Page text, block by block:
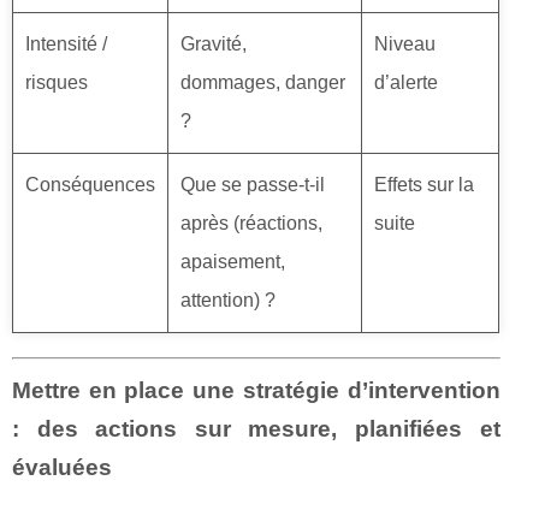
Intensité /
risques
Gravité,
dommages, danger
?
Niveau
d’alerte
Conséquences
Que se passe-t-il
après (réactions,
apaisement,
attention) ?
Effets sur la
suite
Mettre en place une stratégie d’intervention
: des actions sur mesure, planifiées et
évaluées